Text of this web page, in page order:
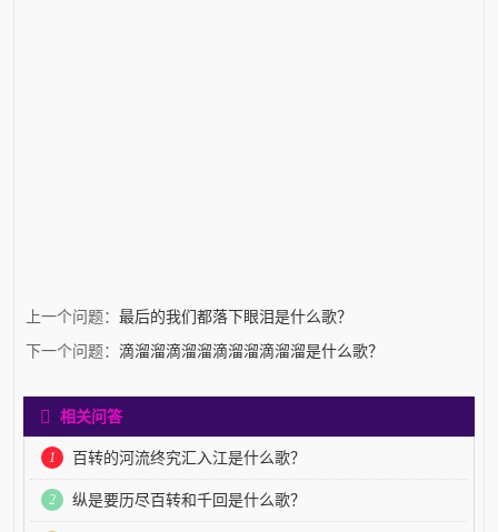
上一个问题： 最后的我们都落下眼泪是什么歌？
下一个问题： 滴溜溜滴溜溜滴溜溜滴溜溜是什么歌？
相关问答
1 百转的河流终究汇入江是什么歌？
2 纵是要历尽百转和千回是什么歌？